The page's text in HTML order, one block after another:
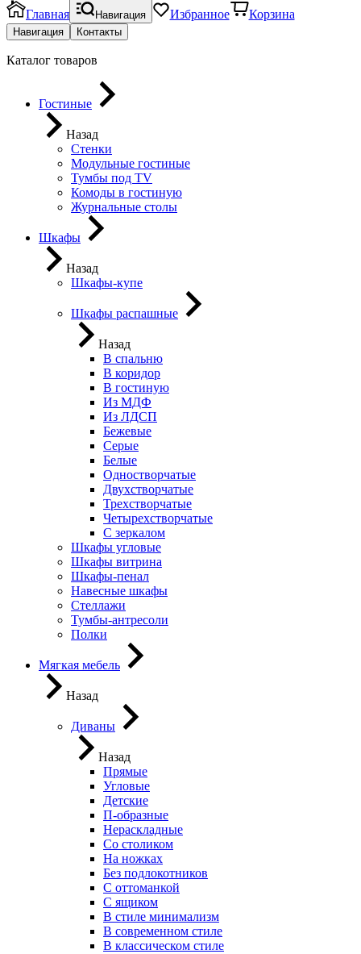
Главная Навигация Избранное Корзина
Навигация Контакты
Каталог товаров
Гостиные
Назад
Стенки
Модульные гостиные
Тумбы под ТV
Комоды в гостиную
Журнальные столы
Шкафы
Назад
Шкафы-купе
Шкафы распашные
Назад
В спальню
В коридор
В гостиную
Из МДФ
Из ЛДСП
Бежевые
Серые
Белые
Одностворчатые
Двухстворчатые
Трехстворчатые
Четырехстворчатые
С зеркалом
Шкафы угловые
Шкафы витрина
Шкафы-пенал
Навесные шкафы
Стеллажи
Тумбы-антресоли
Полки
Мягкая мебель
Назад
Диваны
Назад
Прямые
Угловые
Детские
П-образные
Нераскладные
Со столиком
На ножках
Без подлокотников
С оттоманкой
С ящиком
В стиле минимализм
В современном стиле
В классическом стиле